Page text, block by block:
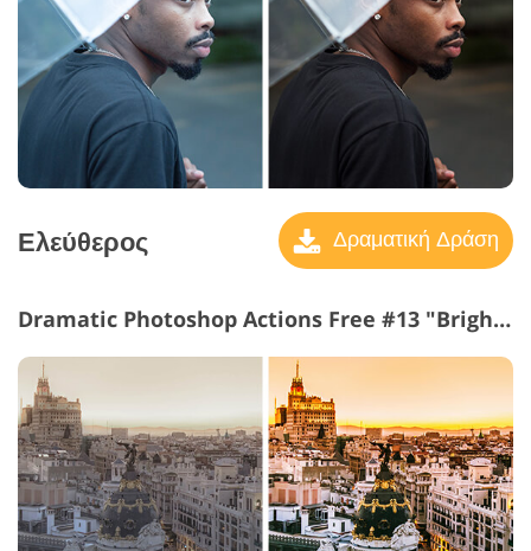
Ελεύθερος Δραματική Δράση
Dramatic Photoshop Actions Free #13 "Brighten"